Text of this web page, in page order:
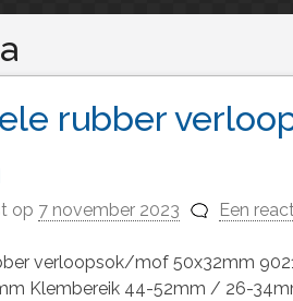
rubber
op 7 november 2023 Een
verloopsok/mof 50x32mm
Klembereik 44-52mm / 26-